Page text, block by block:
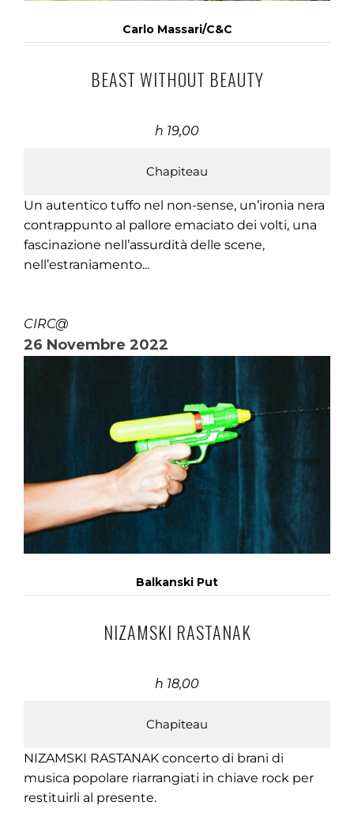
Carlo Massari/C&C
BEAST WITHOUT BEAUTY
h 19,00
Chapiteau
Un autentico tuffo nel non-sense, un’ironia nera
contrappunto al pallore emaciato dei volti, una
fascinazione nell’assurdità delle scene,
nell’estraniamento...
CIRC@
26 Novembre 2022
Balkanski Put
NIZAMSKI RASTANAK
h 18,00
Chapiteau
NIZAMSKI RASTANAK concerto di brani di
musica popolare riarrangiati in chiave rock per
restituirli al presente.